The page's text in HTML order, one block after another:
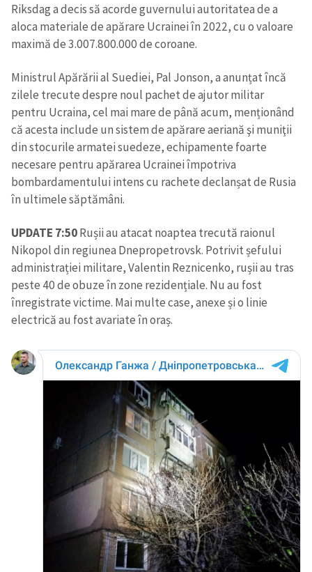
Riksdag a decis să acorde guvernului autoritatea de a
aloca materiale de apărare Ucrainei în 2022, cu o valoare
maximă de 3.007.800.000 de coroane.
Ministrul Apărării al Suediei, Pal Jonson, a anunțat încă
zilele trecute despre noul pachet de ajutor militar
pentru Ucraina, cel mai mare de până acum, menționând
că acesta include un sistem de apărare aeriană şi muniţii
din stocurile armatei suedeze, echipamente foarte
necesare pentru apărarea Ucrainei împotriva
bombardamentului intens cu rachete declanșat de Rusia
în ultimele săptămâni.
UPDATE 7:50Rușii au atacat noaptea trecută raionul
Nikopol din regiunea Dnepropetrovsk. Potrivit șefului
administrației militare, Valentin Reznicenko, rușii au tras
peste 40 de obuze în zone rezidențiale. Nu au fost
înregistrate victime. Mai multe case, anexe și o linie
electrică au fost avariate în oraș.